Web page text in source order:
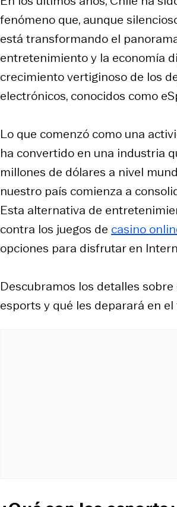
fenómeno que, aunque
está transformando el
entretenimiento y la economía
crecimiento vertiginoso de los
electrónicos, conocidos como
Lo que comenzó como una
ha convertido en una industria
millones de dólares a nivel
nuestro país comienza a
Esta alternativa de
contra los juegos de casino
opciones para disfrutar en
Descubramos los detalles
esports y qué les deparará en el